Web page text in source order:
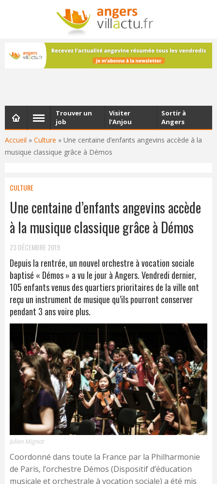
NEWSLETTER
Les dernières actualités d'Angers, chaque vendredi dans
votre boîte e-mail
Accueil » Culture » Une centaine d’enfants angevins accède à la
musique classique grâce à Démos
Trouver un
job
Visiter
l’Anjou
Sortir à
Angers
CULTURE
Une centaine d’enfants angevins accède
à la musique classique grâce à Démos
23 DÉCEMBRE 2019
Depuis la rentrée, un nouvel orchestre à vocation sociale
baptisé « Démos » a vu le jour à Angers. Vendredi dernier,
105 enfants venus des quartiers prioritaires de la ville ont
reçu un instrument de musique qu’ils pourront conserver
pendant 3 ans voire plus.
Julien Mignot
Coordonné dans toute la France par la Philharmonie
de Paris, l’orchestre Démos (Dispositif d’éducation
musicale et orchestrale à vocation sociale) a été mis